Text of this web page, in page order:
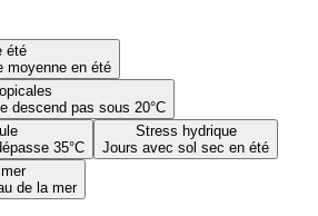
été
moyenne en été
descend pas sous 20°C
35°C
Stress hydrique
Jours avec sol sec en été
de la mer